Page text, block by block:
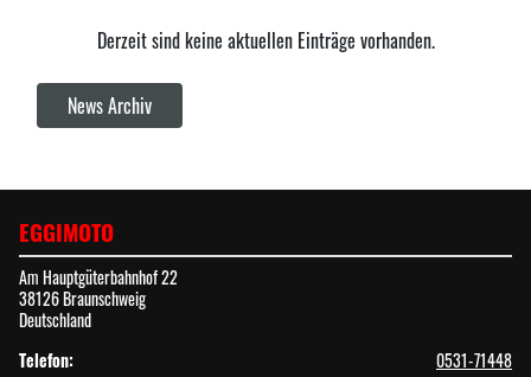
Derzeit sind keine aktuellen Einträge vorhanden.
News Archiv
EGGIMOTO
Am Hauptgüterbahnhof 22
38126 Braunschweig
Deutschland
Telefon:
0531-71448